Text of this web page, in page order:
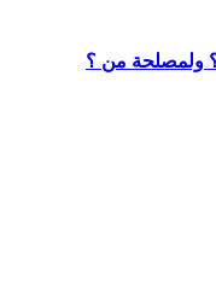
ولمصلحة من ؟